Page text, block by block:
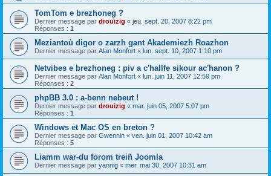
TomTom e brezhoneg ?
Dernier message par drouizig « jeu. sept. 20, 2007 8:22 pm
Réponses : 1
Meziantoù digor o zarzh gant Akademiezh Roazhon
Dernier message par Alan Monfort « lun. sept. 10, 2007 1:10 pm
Netvibes e brezhoneg : piv a c'hallfe sikour ac'hanon ?
Dernier message par Alan Monfort « lun. juin 11, 2007 12:59 pm
Réponses : 2
phpBB 3.0 : a-benn nebeut !
Dernier message par drouizig « mar. juin 05, 2007 5:07 pm
Réponses : 1
Windows et Mac OS en breton ?
Dernier message par Gwennin « ven. juin 01, 2007 10:42 am
Réponses : 5
Liamm war-du forom treiñ Joomla
Dernier message par yannig « mer. mai 30, 2007 10:31 am